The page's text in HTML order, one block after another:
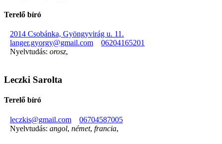
Terelő bíró
2014 Csobánka, Gyöngyvirág u. 11.
langer.gyorgy@gmail.com
06204165201
Nyelvtudás: orosz,
Leczki Sarolta
Terelő bíró
leczkis@gmail.com
06704587005
Nyelvtudás: angol, német, francia,